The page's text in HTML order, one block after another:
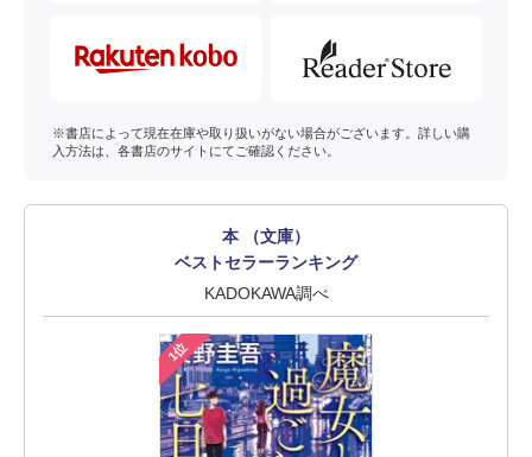
※書店によって現在在庫や取り扱いがない場合がございます。詳しい購
入方法は、各書店のサイトにてご確認ください。
本 （文庫）
ベストセラーランキング
KADOKAWA調べ
1位